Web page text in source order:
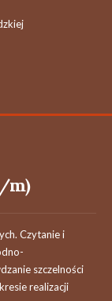
m)
Czytanie i
szczelności
realizacji